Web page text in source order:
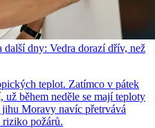
dny: Vedra dorazí dřív, než
teplot. Zatímco v pátek
už během neděle se mají teploty
Moravy navíc přetrvává
riziko požárů.